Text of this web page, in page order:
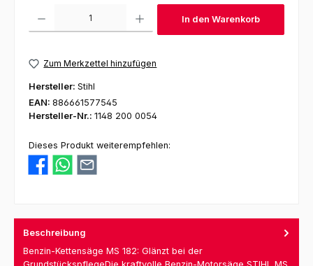
In den Warenkorb
Zum Merkzettel hinzufügen
Hersteller: Stihl
EAN: 886661577545
Hersteller-Nr.: 1148 200 0054
Dieses Produkt weiterempfehlen:
Beschreibung
Benzin-Kettensäge MS 182: Glänzt bei der